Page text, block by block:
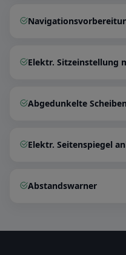
Elektr. Sitzeinstellung
Abgedunkelte Scheiben
Elektr. Seitenspiegel
Abstandswarner